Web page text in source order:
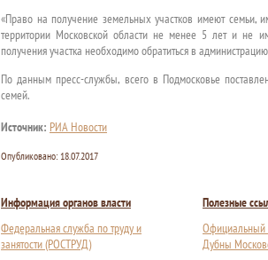
«Право на получение земельных участков имеют
территории Московской области не менее 5 лет и не
получения участка необходимо обратиться в
По данным пресс-службы, всего в Подмосковье
семей.
Источник: РИА Новости
Опубликовано: 18.07.2017
Информация органов власти
Федеральная служба по труду и
занятости (РОСТРУД)
Полезные
Официальный
Дубны